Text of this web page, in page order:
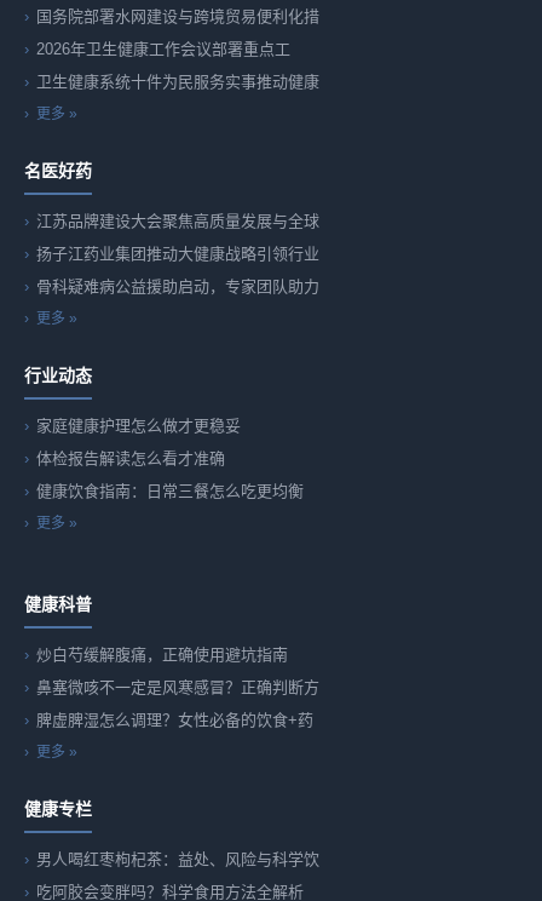
国务院部署水网建设与跨境贸易便利化措
2026年卫生健康工作会议部署重点工
卫生健康系统十件为民服务实事推动健康
更多 »
名医好药
江苏品牌建设大会聚焦高质量发展与全球
扬子江药业集团推动大健康战略引领行业
骨科疑难病公益援助启动，专家团队助力
更多 »
行业动态
家庭健康护理怎么做才更稳妥
体检报告解读怎么看才准确
健康饮食指南：日常三餐怎么吃更均衡
更多 »
健康科普
炒白芍缓解腹痛，正确使用避坑指南
鼻塞微咳不一定是风寒感冒？正确判断方
脾虚脾湿怎么调理？女性必备的饮食+药
更多 »
健康专栏
男人喝红枣枸杞茶：益处、风险与科学饮
吃阿胶会变胖吗？科学食用方法全解析